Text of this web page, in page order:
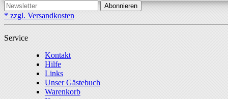
Abonnieren
* zzgl. Versandkosten
Service
Kontakt
Hilfe
Links
Unser Gästebuch
Warenkorb